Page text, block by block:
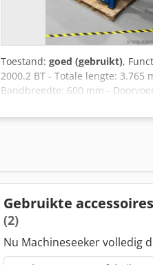
Toestand: goed (gebruikt),
2000.2 BT - Totale lengte: 3.765
Bandbreedte: 600 mm -
Banduitvoer: 500 mm - Totale
Bedrijfsspanning standaard:
Transportband uitgevoerd als
Gebruikte
(2)
Nu Machineseeker volledig